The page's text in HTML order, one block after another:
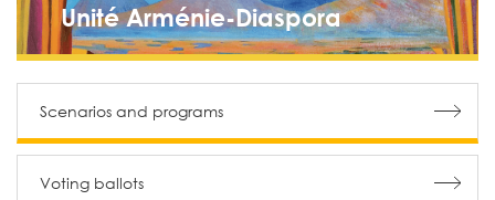
Unité Arménie-Diaspora
Scenarios and programs
Voting ballots